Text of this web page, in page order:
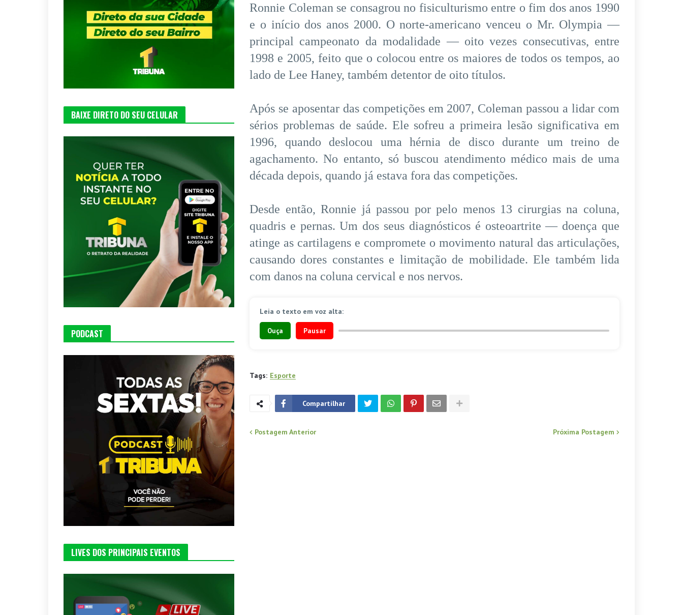
Ronnie Coleman se consagrou no fisiculturismo entre o fim dos anos 1990
e o início dos anos 2000. O norte-americano venceu o Mr. Olympia —
principal campeonato da modalidade — oito vezes consecutivas, entre
1998 e 2005, feito que o colocou entre os maiores de todos os tempos, ao
lado de Lee Haney, também detentor de oito títulos.
Após se aposentar das competições em 2007, Coleman passou a lidar com
sérios problemas de saúde. Ele sofreu a primeira lesão significativa em
1996, quando deslocou uma hérnia de disco durante um treino de
agachamento. No entanto, só buscou atendimento médico mais de uma
década depois, quando já estava fora das competições.
Desde então, Ronnie já passou por pelo menos 13 cirurgias na coluna,
quadris e pernas. Um dos seus diagnósticos é osteoartrite — doença que
atinge as cartilagens e compromete o movimento natural das articulações,
causando dores constantes e limitação de mobilidade. Ele também lida
com danos na coluna cervical e nos nervos.
Leia o texto em voz alta:
Ouça Pausar
Tags: Esporte
Compartilhar
Postagem Anterior Próxima Postagem
BAIXE DIRETO DO SEU CELULAR
PODCAST
LIVES DOS PRINCIPAIS EVENTOS